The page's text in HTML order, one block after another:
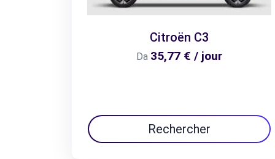
Citroën C3
Da 35,77 € / jour
Rechercher